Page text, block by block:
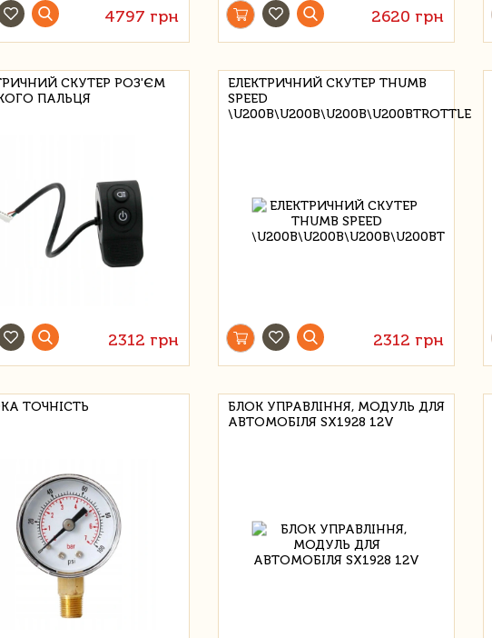
4797 грн 2620 грн
СКУТЕР РОЗ'ЄМ
ПАЛЬЦЯ
2312 грн
ЕЛЕКТРИЧНИЙ СКУТЕР THUMB
SPEED
\U200B\U200B\U200B\U200BTROTTLE
2312 грн
ТОЧНІСТЬ
БЛОК УПРАВЛІННЯ, МОДУЛЬ ДЛЯ
АВТОМОБІЛЯ SX1928 12V